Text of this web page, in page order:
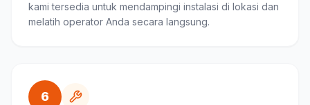
kami tersedia untuk mendampingi instalasi di lokasi dan
melatih operator Anda secara langsung.
6